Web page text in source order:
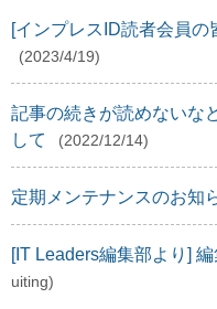
[インプレスID読者会員
(2023/4/19)
記事の続きが読めないな
して
(2022/12/14)
定期メンテナンスのお知
[IT Leaders編集部より]
uiting)